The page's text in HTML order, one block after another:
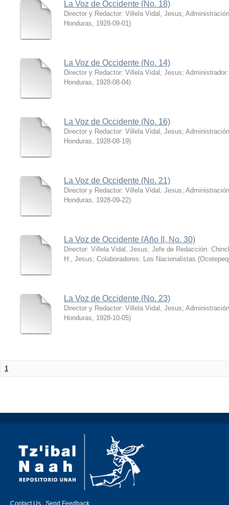
La Voz de Occidente (No. 18)
Director y Redactor: Villela Vidal, Jesus;
Honduras, 1928-09-01)
La Voz de Occidente (No. 14)
Director y Redactor: Villela Vidal, Jesus;
Honduras, 1928-08-04)
La Voz de Occidente (No. 16)
Director y Redactor: Villela Vidal, Jesus;
Honduras, 1928-08-19)
La Voz de Occidente (No. 21)
Director y Redactor: Villela Vidal, Jesus;
Honduras, 1928-09-22)
La Voz de Occidente (Año II, No. 30)
Director: Villela Vidal, Jesus; Jefe de Redacción:
H., Jesus; Colaboradores: Los Nacionalistas (
La Voz de Occidente (No. 23)
Director y Redactor: Villela Vidal, Jesus;
Honduras, 1928-10-05)
1
Contact Us Send Feedback